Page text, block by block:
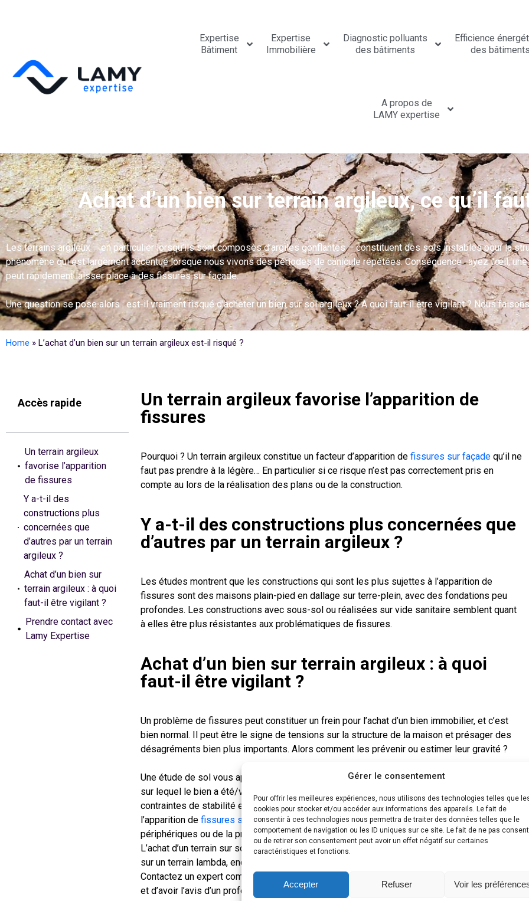
Gérer le consentement
Pour offrir les meilleures expériences, nous utilisons des technologies telles que
cookies pour stocker et/ou accéder aux informations des appareils. Le fait de
consentir à ces technologies nous permettra de traiter des données telles que le
comportement de navigation ou les ID uniques sur ce site. Le fait de ne pas
ou de retirer son consentement peut avoir un effet négatif sur certaines
caractéristiques et fonctions.
Accepter Refuser Voir les
Expertise
Bâtiment
Expertise
Immobilière
Diagnostic polluants
des bâtiments
Efficience
des bâtiments
A propos de
LAMY expertise
Achat d’un bien sur terrain argileux, ce qu’il
Les terrains argileux – en particulier lorsqu’ils sont composés d’argiles gonflantes – constituent des sols instables pour la
phénomène qui est largement accentué lorsque nous vivons des périodes de canicule répétées. Conséquence : ayez l’œil,
peut rapidement laisser place à des fissures sur façade.
Une question se pose alors : est-il vraiment risqué d’acheter un bien sur sol argileux ? A quoi faut-il être vigilant ? Nous
Home » L’achat d’un bien sur un terrain argileux est-il risqué ?
Accès rapide
Un terrain argileux
favorise l’apparition
de fissures
Y a-t-il des
constructions plus
concernées que
d’autres par un terrain
argileux ?
Achat d’un bien sur
terrain argileux : à quoi
faut-il être vigilant ?
Prendre contact avec
Lamy Expertise
Un terrain argileux favorise l’apparition de
fissures
Pourquoi ? Un terrain argileux constitue un facteur d’apparition de fissures sur façade qu’il ne
faut pas prendre à la légère… En particulier si ce risque n’est pas correctement pris en
compte au lors de la réalisation des plans ou de la construction.
Y a-t-il des constructions plus concernées que
d’autres par un terrain argileux ?
Les études montrent que les constructions qui sont les plus sujettes à l’apparition de
fissures sont des maisons plain-pied en dallage sur terre-plein, avec des fondations peu
profondes. Les constructions avec sous-sol ou réalisées sur vide sanitaire semblent quant
à elles être plus résistantes aux problématiques de fissures.
Achat d’un bien sur terrain argileux : à quoi
faut-il être vigilant ?
Un problème de fissures peut constituer un frein pour l’achat d’un bien immobilier, et c’est
bien normal. Il peut être le signe de tensions sur la structure de la maison et présager des
désagréments bien plus importants. Alors comment les prévenir ou estimer leur gravité ?
Une étude de sol vous apportera les éléments nécessaires quant à la composition du sol
sur lequel le bien a été/va être construit. Vous saurez ainsi si la construction respecte les
contraintes de stabilité et si la manière dont il va être/a été construit le rend sujet à
l’apparition de fissures sur votre maisonavec la vérification de l’étanchéité et drainage
périphériques ou de la profondeur des fondations.
L’achat d’un terrain sur sol argileux nécessite plus de précautions que l’achat d’une maison
sur un terrain lambda, encore faudra-t-il le savoir.
Contactez un expert comme LAMY expertise vous permettra d’éclaircir des zones d’ombres
et d’avoir l’avis d’un professionnel du bâtiment sur votre maison ou votre future acquisition.